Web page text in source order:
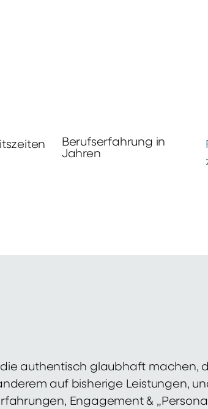
Berufserfahrung in
Jahren
authentisch glaubhaft machen,
auf bisherige Leistungen,
Engagement & „Personal